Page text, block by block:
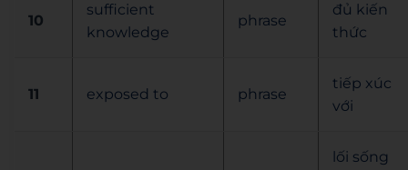
10
sufficient
knowledge
phrase
đủ kiến
thức
11 exposed to phrase
tiếp xúc
với
lối sống